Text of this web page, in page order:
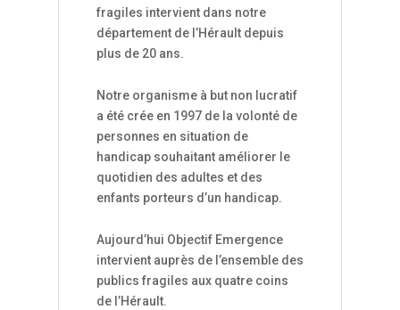
fragiles intervient dans notre
département de l’Hérault depuis
plus de 20 ans.
Notre organisme à but non lucratif
a été crée en 1997 de la volonté de
personnes en situation de
handicap souhaitant améliorer le
quotidien des adultes et des
enfants porteurs d’un handicap.
Aujourd’hui Objectif Emergence
intervient auprès de l’ensemble des
publics fragiles aux quatre coins
de l’Hérault.